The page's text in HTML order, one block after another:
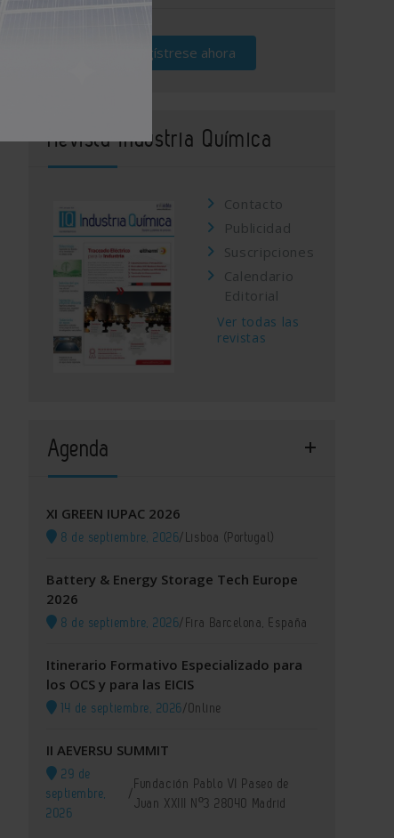
Regístrese ahora
Revista Industria Química
Contacto
Publicidad
Suscripciones
Calendario
Editorial
Ver todas las
revistas
Agenda
XI GREEN IUPAC 2026
8 de septiembre, 2026/Lisboa (Portugal)
Battery & Energy Storage Tech Europe
2026
8 de septiembre, 2026/Fira Barcelona, España
Itinerario Formativo Especializado para
los OCS y para las EICIS
14 de septiembre, 2026/Online
II AEVERSU SUMMIT
29 de
septiembre,
2026
/
Fundación Pablo VI Paseo de
Juan XXIII Nº3 28040 Madrid